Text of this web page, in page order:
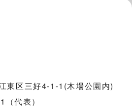
東区三好4-1-1(木場公園内)
代表）